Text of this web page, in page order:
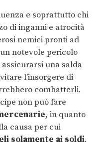
e soprattutto chi
di inganni e atrocità
nemici pronti ad
notevole pericolo
una salda
l’insorgere di
combatterli.
non può fare
, in quanto
causa per cui
solamente ai soldi.